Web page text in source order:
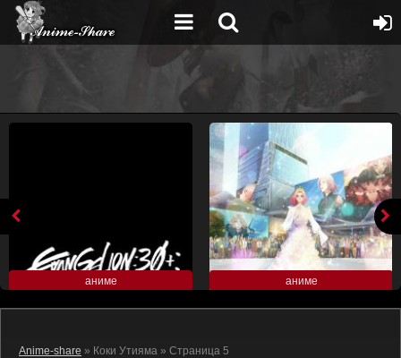
аниме аниме
Anime-share » Коки Утияма » Страница 5